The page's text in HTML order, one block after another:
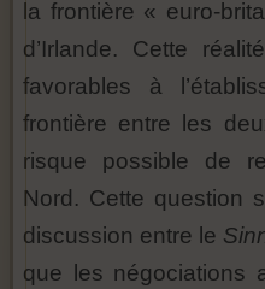
la frontière « euro-
d’Irlande. Cette
favorables à
frontière entre les
risque possible de
Nord. Cette question
discussion entre le
que les négociations